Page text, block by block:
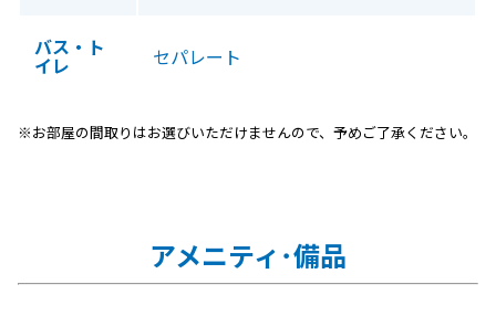
バス・ト
イレ
セパレート
※お部屋の間取りはお選びいただけませんので、予めご了承ください。
アメニティ･備品